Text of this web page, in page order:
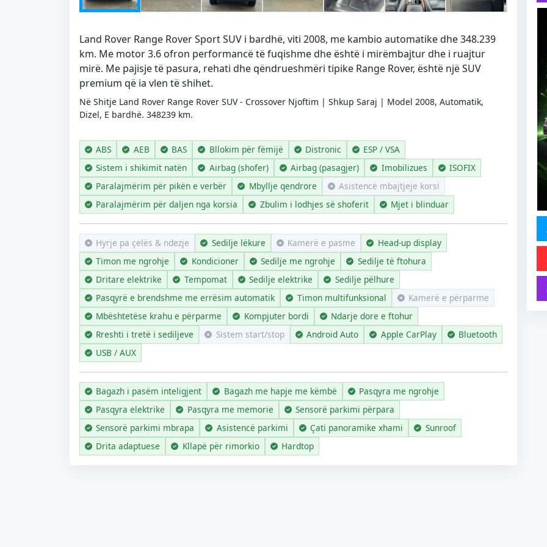
Land Rover Range Rover Sport SUV i bardhë, viti 2008, me kambio automatike dhe 348.239
km. Me motor 3.6 ofron performancë të fuqishme dhe është i mirëmbajtur dhe i ruajtur
mirë. Me pajisje të pasura, rehati dhe qëndrueshmëri tipike Range Rover, është një SUV
premium që ia vlen të shihet.
Në Shitje Land Rover Range Rover SUV - Crossover Njoftim | Shkup Saraj | Model 2008, Automatik,
Dizel, E bardhë. 348239 km.
ABS AEB BAS Bllokim për fëmijë Distronic
ESP / VSA
Sistem i shikimit natën
Airbag (shofer) Airbag (pasagjer) Imobilizues
ISOFIX
Paralajmërim për pikën e verbër
Mbyllje qendrore
Asistencë mbajtjeje korsi
Paralajmërim për daljen nga korsia
Zbulim i lodhjes së shoferit Mjet i blinduar
Hyrje pa çelës & ndezje Sedilje lëkure Kamerë e pasme
Head-up display
Timon me ngrohje
Kondicioner Sedilje me ngrohje
Sedilje të ftohura
Dritare elektrike
Tempomat Sedilje elektrike
Sedilje pëlhure
Pasqyrë e brendshme me errësim automatik
Timon multifunksional
Kamerë e përparme
Mbështetëse krahu e përparme
Kompjuter bordi
Ndarje dore e ftohur
Rreshti i tretë i sediljeve
Sistem start/stop Android Auto Apple CarPlay
Bluetooth
USB / AUX
Bagazh i pasëm inteligjent Bagazh me hapje me këmbë
Pasqyra me ngrohje
Pasqyra elektrike
Pasqyra me memorie
Sensorë parkimi përpara
Sensorë parkimi mbrapa
Asistencë parkimi Çati panoramike xhami
Sunroof
Drita adaptuese
Kllapë për rimorkio Hardtop